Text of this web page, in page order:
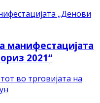
манифестацијата
2021“